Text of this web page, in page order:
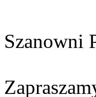
Szanowni